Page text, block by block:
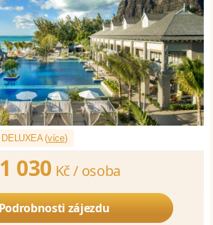
(více)
030 Kč / osoba
Podrobnosti zájezdu